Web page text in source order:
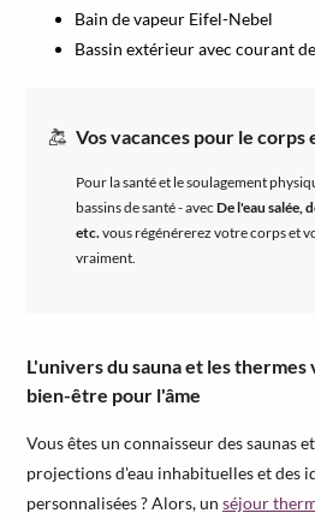
Bain de vapeur Eifel-Nebel
Bassin extérieur avec courant
Vos vacances pour le corps
Pour la santé et le soulagement
bassins de santé - avec De l'eau salée,
etc.vous régénérerez votre corps et
vraiment.
L'univers du sauna et les thermes
bien-être pour l'âme
Vous êtes un connaisseur des saunas
projections d'eau inhabituelles et des
personnalisées ? Alors, un séjour